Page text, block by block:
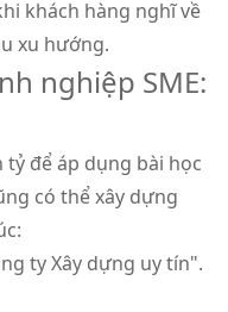
khách hàng nghĩ về
xu hướng.
nghiệp SME:
để áp dụng bài học
có thể xây dựng
ty Xây dựng uy tín".